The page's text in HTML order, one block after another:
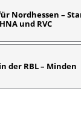
Nordhessen –
und RVC
der RBL – Minden